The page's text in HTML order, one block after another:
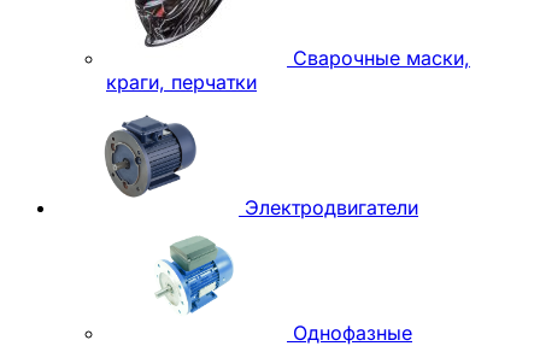
Сварочные маски,
краги, перчатки
Электродвигатели
Однофазные